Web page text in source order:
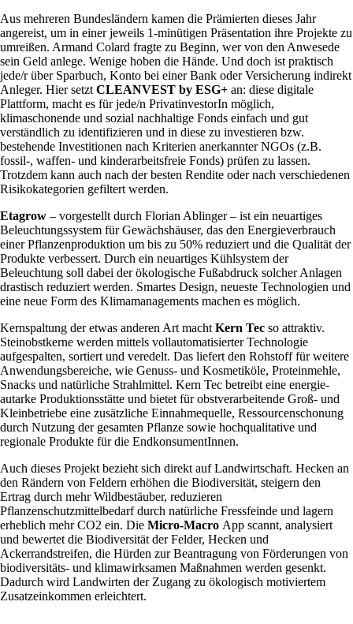
Aus mehreren Bundesländern kamen die Prämierten dieses Jahr
angereist, um in einer jeweils 1-minütigen Präsentation ihre Projekte zu
umreißen. Armand Colard fragte zu Beginn, wer von den Anwesede
sein Geld anlege. Wenige hoben die Hände. Und doch ist praktisch
jede/r über Sparbuch, Konto bei einer Bank oder Versicherung indirekt
Anleger. Hier setzt CLEANVEST by ESG+ an: diese digitale
Plattform, macht es für jede/n PrivatinvestorIn möglich,
klimaschonende und sozial nachhaltige Fonds einfach und gut
verständlich zu identifizieren und in diese zu investieren bzw.
bestehende Investitionen nach Kriterien anerkannter NGOs (z.B.
fossil-, waffen- und kinderarbeitsfreie Fonds) prüfen zu lassen.
Trotzdem kann auch nach der besten Rendite oder nach verschiedenen
Risikokategorien gefiltert werden.
Etagrow – vorgestellt durch Florian Ablinger – ist ein neuartiges
Beleuchtungssystem für Gewächshäuser, das den Energieverbrauch
einer Pflanzenproduktion um bis zu 50% reduziert und die Qualität der
Produkte verbessert. Durch ein neuartiges Kühlsystem der
Beleuchtung soll dabei der ökologische Fußabdruck solcher Anlagen
drastisch reduziert werden. Smartes Design, neueste Technologien und
eine neue Form des Klimamanagements machen es möglich.
Kernspaltung der etwas anderen Art macht Kern Tec so attraktiv.
Steinobstkerne werden mittels vollautomatisierter Technologie
aufgespalten, sortiert und veredelt. Das liefert den Rohstoff für weitere
Anwendungsbereiche, wie Genuss- und Kosmetiköle, Proteinmehle,
Snacks und natürliche Strahlmittel. Kern Tec betreibt eine energie-
autarke Produktionsstätte und bietet für obstverarbeitende Groß- und
Kleinbetriebe eine zusätzliche Einnahmequelle, Ressourcenschonung
durch Nutzung der gesamten Pflanze sowie hochqualitative und
regionale Produkte für die EndkonsumentInnen.
Auch dieses Projekt bezieht sich direkt auf Landwirtschaft. Hecken an
den Rändern von Feldern erhöhen die Biodiversität, steigern den
Ertrag durch mehr Wildbestäuber, reduzieren
Pflanzenschutzmittelbedarf durch natürliche Fressfeinde und lagern
erheblich mehr CO2 ein. Die Micro-Macro App scannt, analysiert
und bewertet die Biodiversität der Felder, Hecken und
Ackerrandstreifen, die Hürden zur Beantragung von Förderungen von
biodiversitäts- und klimawirksamen Maßnahmen werden gesenkt.
Dadurch wird Landwirten der Zugang zu ökologisch motiviertem
Zusatzeinkommen erleichtert.